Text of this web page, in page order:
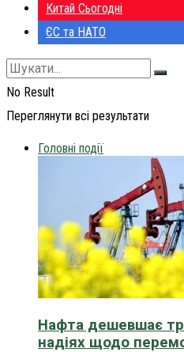
Китай Сьогодні
ЄС та НАТО
No Result
Переглянути всі результати
Головні події
Нафта дешевшає
надіях щодо